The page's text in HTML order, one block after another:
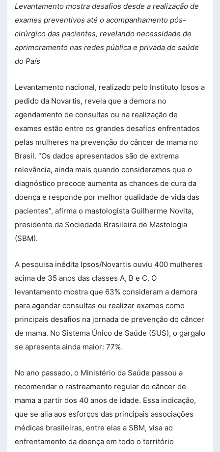
Levantamento mostra desafios desde a realização de
exames preventivos até o acompanhamento pós-
cirúrgico das pacientes, revelando necessidade de
aprimoramento nas redes pública e privada de saúde
do País
Levantamento nacional, realizado pelo Instituto Ipsos a
pedido da Novartis, revela que a demora no
agendamento de consultas ou na realização de
exames estão entre os grandes desafios enfrentados
pelas mulheres na prevenção do câncer de mama no
Brasil. “Os dados apresentados são de extrema
relevância, ainda mais quando consideramos que o
diagnóstico precoce aumenta as chances de cura da
doença e responde por melhor qualidade de vida das
pacientes”, afirma o mastologista Guilherme Novita,
presidente da Sociedade Brasileira de Mastologia
(SBM).
A pesquisa inédita Ipsos/Novartis ouviu 400 mulheres
acima de 35 anos das classes A, B e C. O
levantamento mostra que 63% consideram a demora
para agendar consultas ou realizar exames como
principais desafios na jornada de prevenção do câncer
de mama. No Sistema Único de Saúde (SUS), o gargalo
se apresenta ainda maior: 77%.
No ano passado, o Ministério da Saúde passou a
recomendar o rastreamento regular do câncer de
mama a partir dos 40 anos de idade. Essa indicação,
que se alia aos esforços das principais associações
médicas brasileiras, entre elas a SBM, visa ao
enfrentamento da doença em todo o território